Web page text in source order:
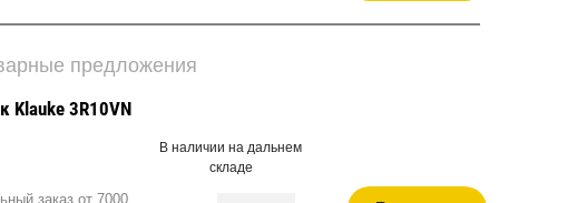
предложения
Klauke 3R10VN
заказ от 7000
В наличии на дальнем
складе